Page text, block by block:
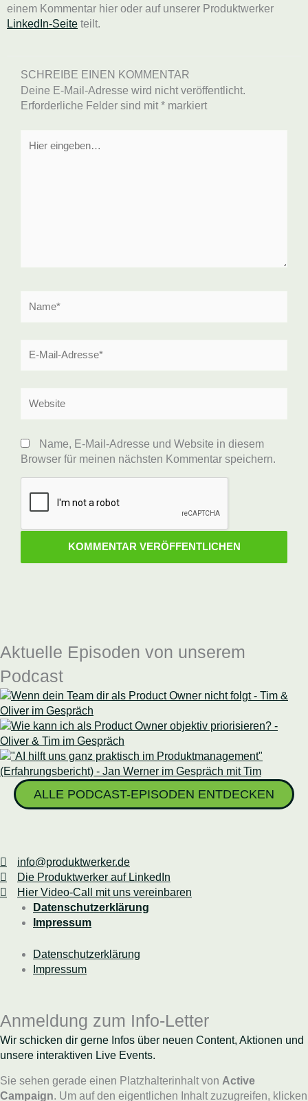
einem Kommentar hier oder auf unserer Produktwerker
LinkedIn-Seite teilt.
SCHREIBE EINEN KOMMENTAR
Deine E-Mail-Adresse wird nicht veröffentlicht.
Erforderliche Felder sind mit * markiert
eingeben…
Mail-
Name, E-Mail-Adresse und Website in diesem
Browser für meinen nächsten Kommentar speichern.
Aktuelle Episoden von unserem
Podcast
ALLE PODCAST-EPISODEN ENTDECKEN
info@produktwerker.de
Die Produktwerker auf LinkedIn
Hier Video-Call mit uns vereinbaren
Datenschutzerklärung
Impressum
Datenschutzerklärung
Impressum
Anmeldung zum Info-Letter
Wir schicken dir gerne Infos über neuen Content, Aktionen und
unsere interaktiven Live Events.
Sie sehen gerade einen Platzhalterinhalt von Active
Campaign. Um auf den eigentlichen Inhalt zuzugreifen, klicken